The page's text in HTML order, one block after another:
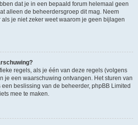
dat je in een bepaald forum helemaal geen
alleen de beheerdersgroep dit mag. Neem
je niet zeker weet waarom je geen bijlagen
regels, als je één van deze regels (volgens
je een waarschuwing ontvangen. Het sturen van
beslissing van de beheerder, phpBB Limited
mee te maken.